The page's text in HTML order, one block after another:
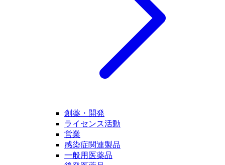
創薬・開発
ライセンス活動
営業
感染症関連製品
一般用医薬品